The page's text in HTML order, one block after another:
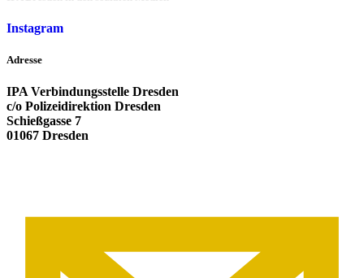
Instagram
Adresse
IPA Verbindungsstelle Dresden
c/o Polizeidirektion Dresden
Schießgasse 7
01067 Dresden